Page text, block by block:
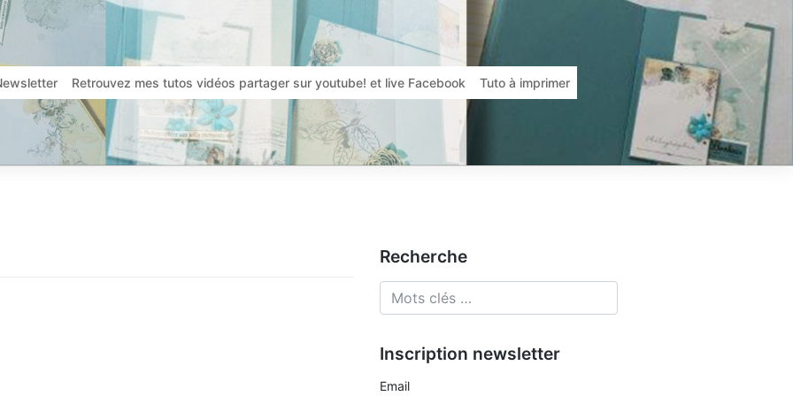
Retrouvez mes tutos vidéos partager sur youtube! et live Facebook Tuto à imprimer
Recherche
Inscription newsletter
Email